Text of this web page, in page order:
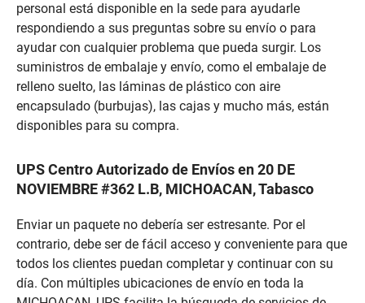
personal está disponible en la sede para ayudarle
respondiendo a sus preguntas sobre su envío o para
ayudar con cualquier problema que pueda surgir. Los
suministros de embalaje y envío, como el embalaje de
relleno suelto, las láminas de plástico con aire
encapsulado (burbujas), las cajas y mucho más, están
disponibles para su compra.
UPS Centro Autorizado de Envíos en 20 DE
NOVIEMBRE #362 L.B, MICHOACAN, Tabasco
Enviar un paquete no debería ser estresante. Por el
contrario, debe ser de fácil acceso y conveniente para que
todos los clientes puedan completar y continuar con su
día. Con múltiples ubicaciones de envío en toda la